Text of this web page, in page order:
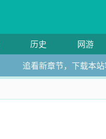
历史 网游
追看新章节，下载本